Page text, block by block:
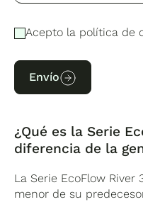
Acepto la política de
Envío
¿Qué es la Serie
diferencia de la
La Serie EcoFlow
menor de su